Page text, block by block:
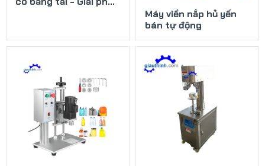
Máy viền nắp hủ yến
bán tự động